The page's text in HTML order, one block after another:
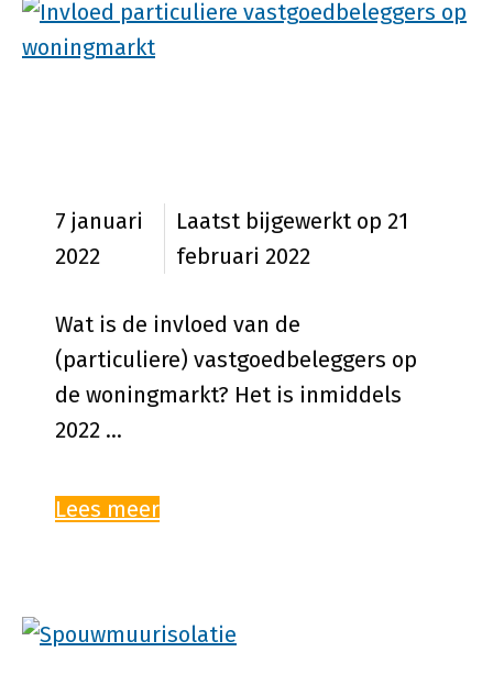
21
februari 2022
7 januari
2022
Wat is de invloed van de
(particuliere) vastgoedbeleggers op
de woningmarkt? Het is inmiddels
2022 …
Lees meer